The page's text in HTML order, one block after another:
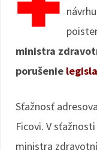
ministra
porušenie
Sťažnosť
Ficovi. V
ministra